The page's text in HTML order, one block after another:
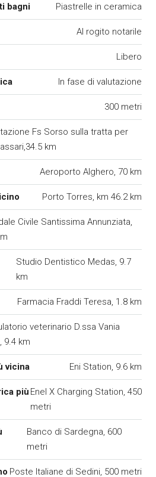
bagni Piastrelle in ceramica
Al rogito notarile
Libero
In fase di valutazione
300 metri
Fs Sorso sulla tratta per
km
Aeroporto Alghero, 70 km
Porto Torres, km 46.2 km
Civile Santissima Annunziata,
Studio Dentistico Medas, 9.7
km
Farmacia Fraddi Teresa, 1.8 km
veterinario D.ssa Vania
9.4 km
vicina Eni Station, 9.6 km
più Enel X Charging Station, 450
metri
Banco di Sardegna, 600
metri
Poste Italiane di Sedini, 500 metri